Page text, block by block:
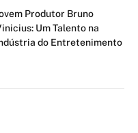
Produtor Bruno
Um Talento na
do Entretenimento